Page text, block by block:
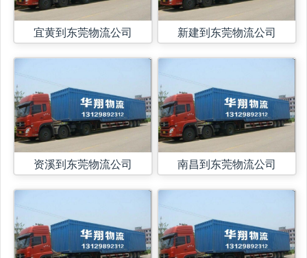
宜黄到东莞物流公司
资溪到东莞物流公司
新建到东莞物流公司
南昌到东莞物流公司